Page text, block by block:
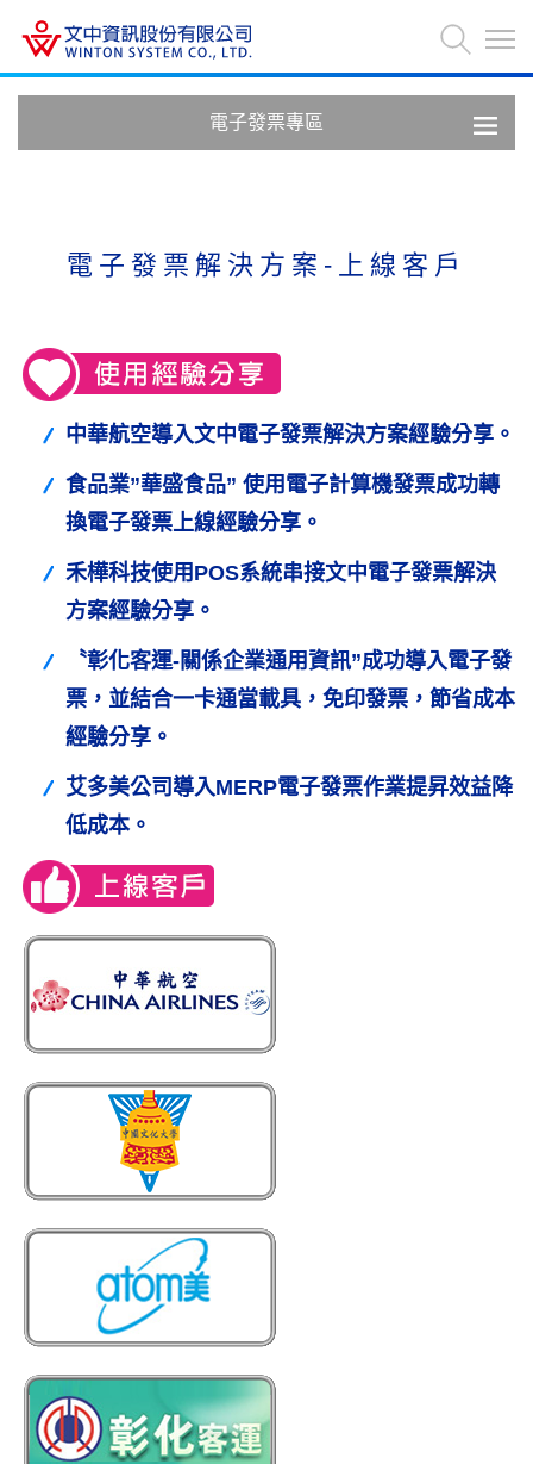
電子發票專區
電子發票解決方案-上線客戶
中華航空導入文中電子發票解決方案經驗分享。
食品業”華盛食品” 使用電子計算機發票成功轉
換電子發票上線經驗分享。
禾樺科技使用POS系統串接文中電子發票解決
方案經驗分享。
〝彰化客運-關係企業通用資訊”成功導入電子發
票，並結合一卡通當載具，免印發票，節省成本
經驗分享。
艾多美公司導入MERP電子發票作業提昇效益降
低成本。